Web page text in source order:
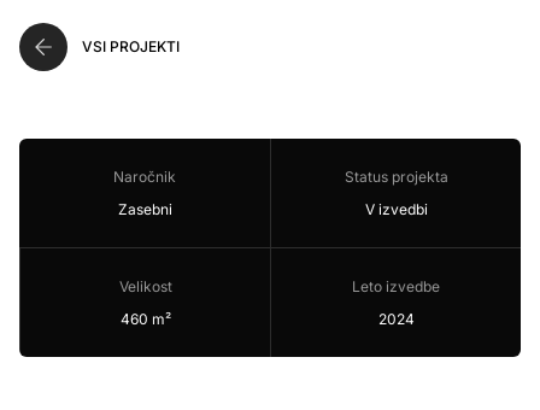
VSI PROJEKTI
Naročnik
Zasebni
Status projekta
V izvedbi
Velikost
460 m²
Leto izvedbe
2024